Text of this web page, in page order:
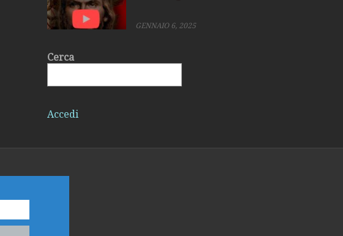
GENNAIO 6, 2025
di oscurità
Cerca
Accedi